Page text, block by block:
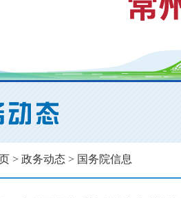
> 政务动态 > 国务院信息